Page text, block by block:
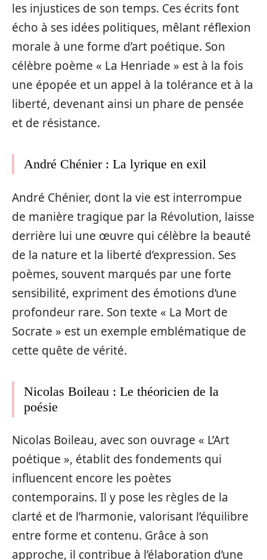
les injustices de son temps. Ces écrits font
écho à ses idées politiques, mêlant réflexion
morale à une forme d’art poétique. Son
célèbre poème « La Henriade » est à la fois
une épopée et un appel à la tolérance et à la
liberté, devenant ainsi un phare de pensée
et de résistance.
André Chénier : La lyrique en exil
André Chénier, dont la vie est interrompue
de manière tragique par la Révolution, laisse
derrière lui une œuvre qui célèbre la beauté
de la nature et la liberté d’expression. Ses
poèmes, souvent marqués par une forte
sensibilité, expriment des émotions d’une
profondeur rare. Son texte « La Mort de
Socrate » est un exemple emblématique de
cette quête de vérité.
Nicolas Boileau : Le théoricien de la
poésie
Nicolas Boileau, avec son ouvrage « L’Art
poétique », établit des fondements qui
influencent encore les poètes
contemporains. Il y pose les règles de la
clarté et de l’harmonie, valorisant l’équilibre
entre forme et contenu. Grâce à son
approche, il contribue à l’élaboration d’une